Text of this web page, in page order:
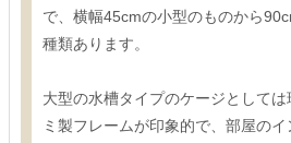
で、横幅45cmの小型のものから
種類あります。
大型の水槽タイプのケージとして
ミ製フレームが印象的で、部屋の